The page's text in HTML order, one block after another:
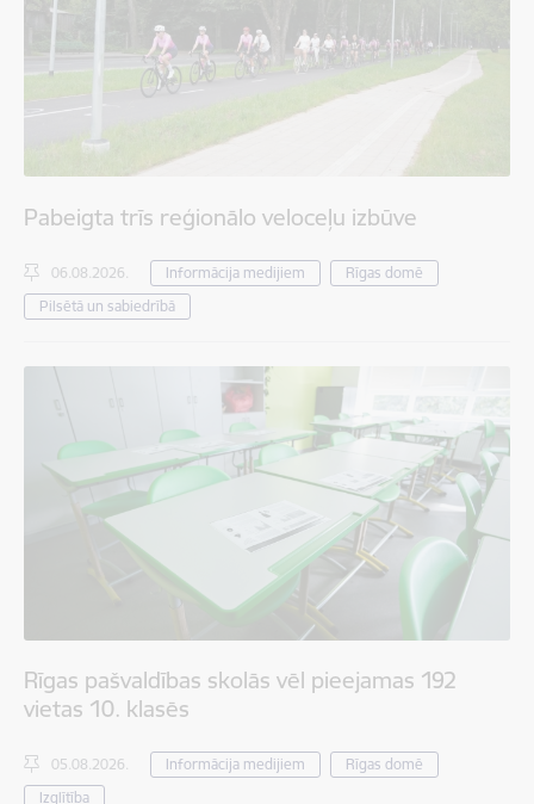
Pabeigta trīs reģionālo veloceļu izbūve
06.08.2026. Informācija medijiem
Rīgas domē
Pilsētā un sabiedrībā
Rīgas pašvaldības skolās vēl pieejamas 192
vietas 10. klasēs
05.08.2026. Informācija medijiem
Rīgas domē
Izglītība